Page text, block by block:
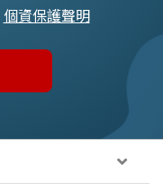
個資保護聲明